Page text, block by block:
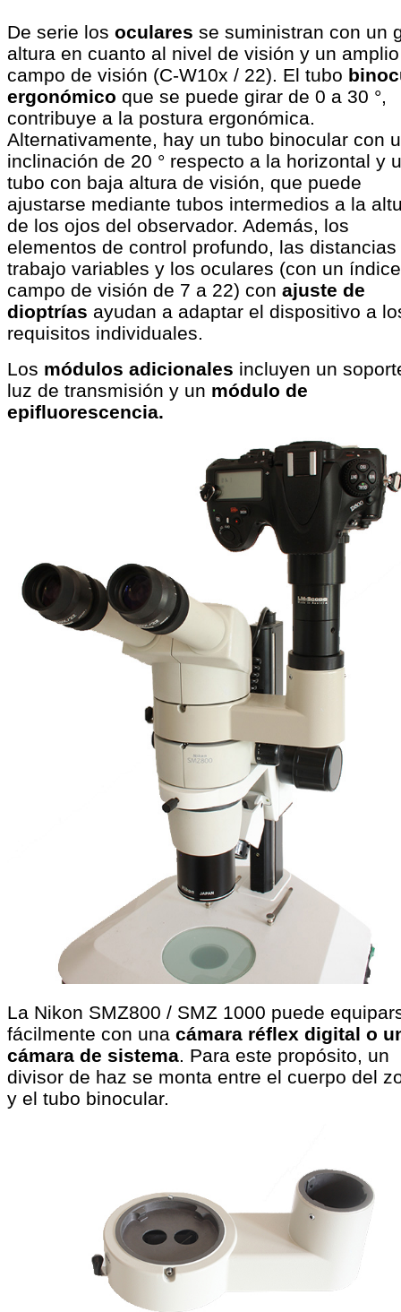
De serie los oculares se suministran con un
altura en cuanto al nivel de visión y un amplio
campo de visión (C-W10x / 22). El tubo
ergonómico que se puede girar de 0 a 30 °,
contribuye a la postura ergonómica.
Alternativamente, hay un tubo binocular con
inclinación de 20 ° respecto a la horizontal y
tubo con baja altura de visión, que puede
ajustarse mediante tubos intermedios a la
de los ojos del observador. Además, los
elementos de control profundo, las distancias
trabajo variables y los oculares (con un
campo de visión de 7 a 22) con ajuste de
dioptrías ayudan a adaptar el dispositivo a
requisitos individuales.
Los módulos adicionales incluyen un
luz de transmisión y un módulo de
epifluorescencia.
La Nikon SMZ800 / SMZ 1000 puede
fácilmente con una cámara réflex digital o
cámara de sistema. Para este propósito, un
divisor de haz se monta entre el cuerpo del
y el tubo binocular.